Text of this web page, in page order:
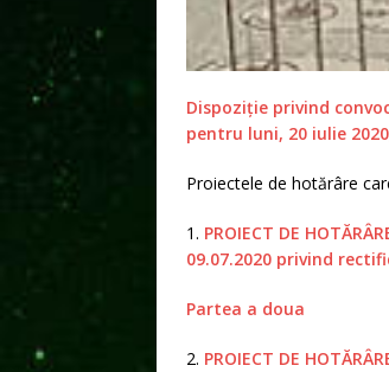
Dispoziție privind
pentru luni, 20 iulie
Proiectele de hotărâre
1. PROIECT DE
09.07.2020 privind
Partea a doua
2. PROIECT DE